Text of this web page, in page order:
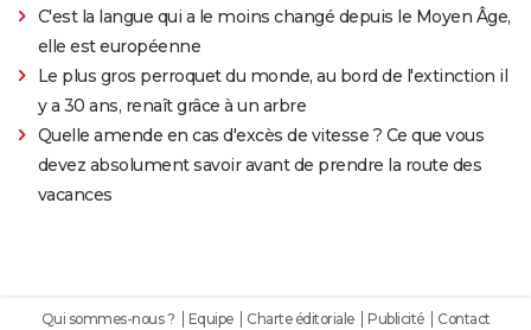
C'est la langue qui a le moins changé depuis le Moyen Âge,
elle est européenne
Le plus gros perroquet du monde, au bord de l'extinction il
y a 30 ans, renaît grâce à un arbre
Quelle amende en cas d'excès de vitesse ? Ce que vous
devez absolument savoir avant de prendre la route des
vacances
Qui sommes-nous ? Equipe Charte éditoriale Publicité Contact